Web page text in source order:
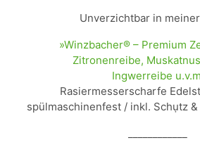
Unverzichtbar in
»Winzbacher® – Premium
Zitronenreibe,
Ingwerreibe
Rasiermesserscharfe
spülmaschinenfest / inkl. Schụtz